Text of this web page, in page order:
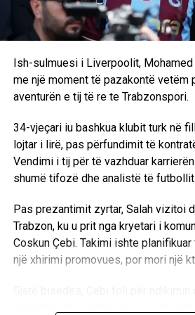
RELATED TOPICS: MANCHESTER UNITED
RASMUS HOJLUND
VICTOR BONIFACE
UP NEXT
Trajneri i Lille flet për të ardhmen e
DON'T MISS
mbylljes së afatit kalimtar
Ish-sulmuesi i Liverpoolit, Mohamed
me një moment të pazakontë vetëm
aventurën e tij të re te Trabzonspori.
34-vjeçari iu bashkua klubit turk në
lojtar i lirë, pas përfundimit të
Vendimi i tij për të vazhduar
shumë tifozë dhe analistë të futbollit.
Pas prezantimit zyrtar, Salah vizitoi
Trabzon, ku u prit nga kryetari i
Coskun Çebi. Takimi ishte
një xhirimi promovues, por mori një